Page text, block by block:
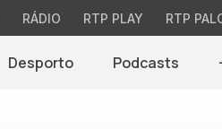
RÁDIO RTP PLAY RTP
Desporto Podcasts